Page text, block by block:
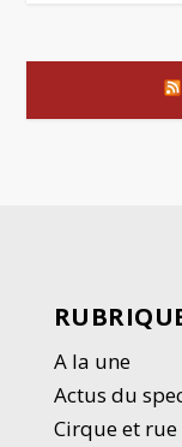
A la une
Actus du
Cirque et rue